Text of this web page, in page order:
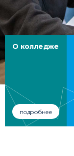
О колледже
подробнее